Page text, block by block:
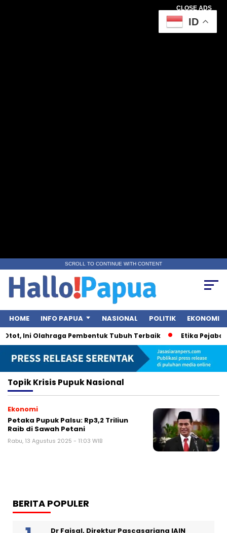
CLOSE ADS
SCROLL TO CONTINUE WITH CONTENT
HOME INFO PAPUA NASIONAL POLITIK EKONOMI
Ini Olahraga Pembentuk Tubuh Terbaik Etika
TopikKrisis Pupuk Nasional
Ekonomi
Petaka Pupuk Palsu: Rp3,2 Triliun
Raib di Sawah Petani
Rabu, 13 Agustus 2025 - 11:03 WIB
BERITA POPULER
Dr Faisal, Direktur Pascasarjana IAIN
ID